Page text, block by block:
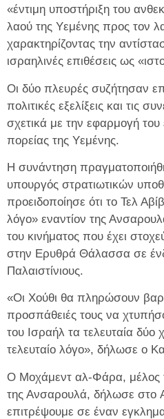
«έντιμη υποστήριξη του
λαού της Υεμένης προς τον
χαρακτηρίζοντας την
ισραηλινές επιθέσεις ως
Οι δύο πλευρές συζήτησαν
πολιτικές εξελίξεις και τις
σχετικά με την εφαρμογή του
πορείας της Υεμένης.
Η συνάντηση
υπουργός στρατιωτικών
προειδοποίησε ότι το Τελ
λόγο» εναντίον της
του κινήματος που έχει
στην Ερυθρά Θάλασσα σε
Παλαιστίνιους.
«Οι Χούθι θα πληρώσουν
προσπάθειές τους να
του Ισραήλ τα τελευταία δύο
τελευταίο λόγο», δήλωσε ο
Ο Μοχάμεντ αλ-Φάρα, μέλος
της Ανσαρουλά, δήλωσε στο
επιτρέψουμε σε έναν